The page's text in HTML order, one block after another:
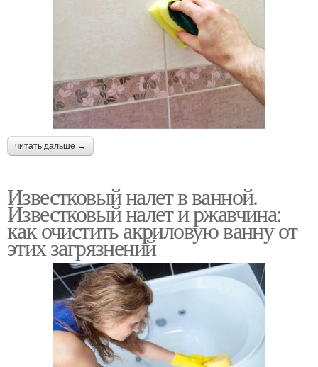
читать дальше →
Известковый налет в ванной.
Известковый налет и ржавчина:
как очистить акриловую ванну от
этих загрязнений